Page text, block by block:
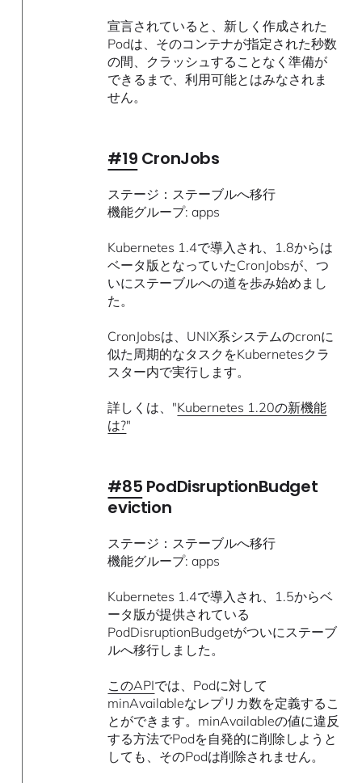
宣言されていると、新しく作成された
Podは、そのコンテナが指定された秒数
の間、クラッシュすることなく準備が
できるまで、利用可能とはみなされま
せん。
#19 CronJobs
ステージ：ステーブルへ移行
機能グループ: apps
Kubernetes 1.4で導入され、1.8からは
ベータ版となっていたCronJobsが、つ
いにステーブルへの道を歩み始めまし
た。
CronJobsは、UNIX系システムのcronに
似た周期的なタスクをKubernetesクラ
スター内で実行します。
詳しくは、"Kubernetes 1.20の新機能
は?"
#85 PodDisruptionBudget
eviction
ステージ：ステーブルへ移行
機能グループ: apps
Kubernetes 1.4で導入され、1.5からベ
ータ版が提供されている
PodDisruptionBudgetがついにステーブ
ルへ移行しました。
このAPIでは、Podに対して
minAvailableなレプリカ数を定義するこ
とができます。minAvailableの値に違反
する方法でPodを自発的に削除しようと
しても、そのPodは削除されません。